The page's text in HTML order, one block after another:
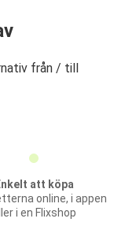
från / till
att köpa
online, i appen
i en Flixshop